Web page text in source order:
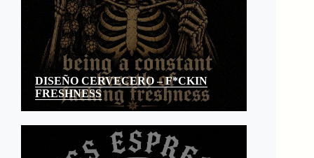
DISEÑO CERVECERO – F*CKIN
FRESHNESS